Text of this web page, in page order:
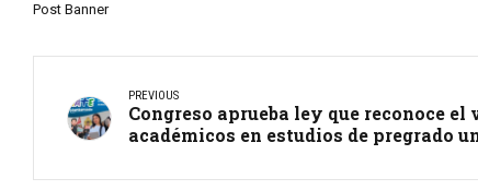
Post Banner
PREVIOUS
Congreso aprueba ley que reconoce
académicos en estudios de pregrado